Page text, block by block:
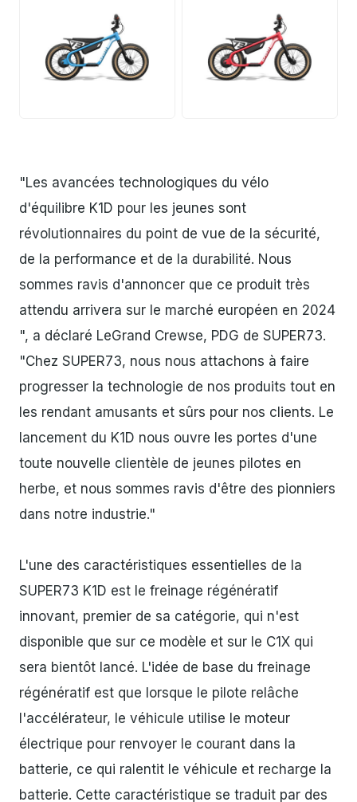
"Les avancées technologiques du vélo
d'équilibre K1D pour les jeunes sont
révolutionnaires du point de vue de la sécurité,
de la performance et de la durabilité. Nous
sommes ravis d'annoncer que ce produit très
attendu arrivera sur le marché européen en 2024
", a déclaré LeGrand Crewse, PDG de SUPER73.
"Chez SUPER73, nous nous attachons à faire
progresser la technologie de nos produits tout en
les rendant amusants et sûrs pour nos clients. Le
lancement du K1D nous ouvre les portes d'une
toute nouvelle clientèle de jeunes pilotes en
herbe, et nous sommes ravis d'être des pionniers
dans notre industrie."
L'une des caractéristiques essentielles de la
SUPER73 K1D est le freinage régénératif
innovant, premier de sa catégorie, qui n'est
disponible que sur ce modèle et sur le C1X qui
sera bientôt lancé. L'idée de base du freinage
régénératif est que lorsque le pilote relâche
l'accélérateur, le véhicule utilise le moteur
électrique pour renvoyer le courant dans la
batterie, ce qui ralentit le véhicule et recharge la
batterie. Cette caractéristique se traduit par des